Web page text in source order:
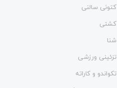
کتونی سالنی
کشتی
شنا
تزئینی ورزشی
تکواندو و کاراته